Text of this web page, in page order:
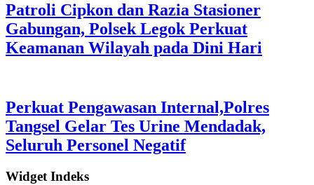
Patroli Cipkon dan Razia Stasioner
Gabungan, Polsek Legok Perkuat
Keamanan Wilayah pada Dini Hari
Perkuat Pengawasan Internal,Polres
Tangsel Gelar Tes Urine Mendadak,
Seluruh Personel Negatif
Widget Indeks